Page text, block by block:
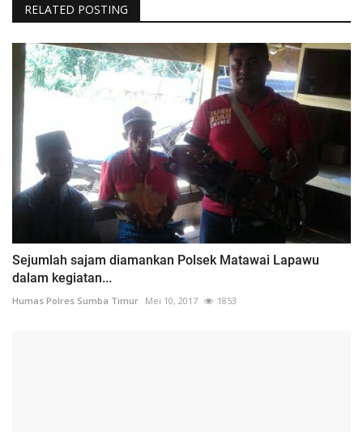
RELATED POSTING
Sejumlah sajam diamankan Polsek Matawai Lapawu
dalam kegiatan...
Humas Polres Sumba Timur Mei 10, 2017 1853